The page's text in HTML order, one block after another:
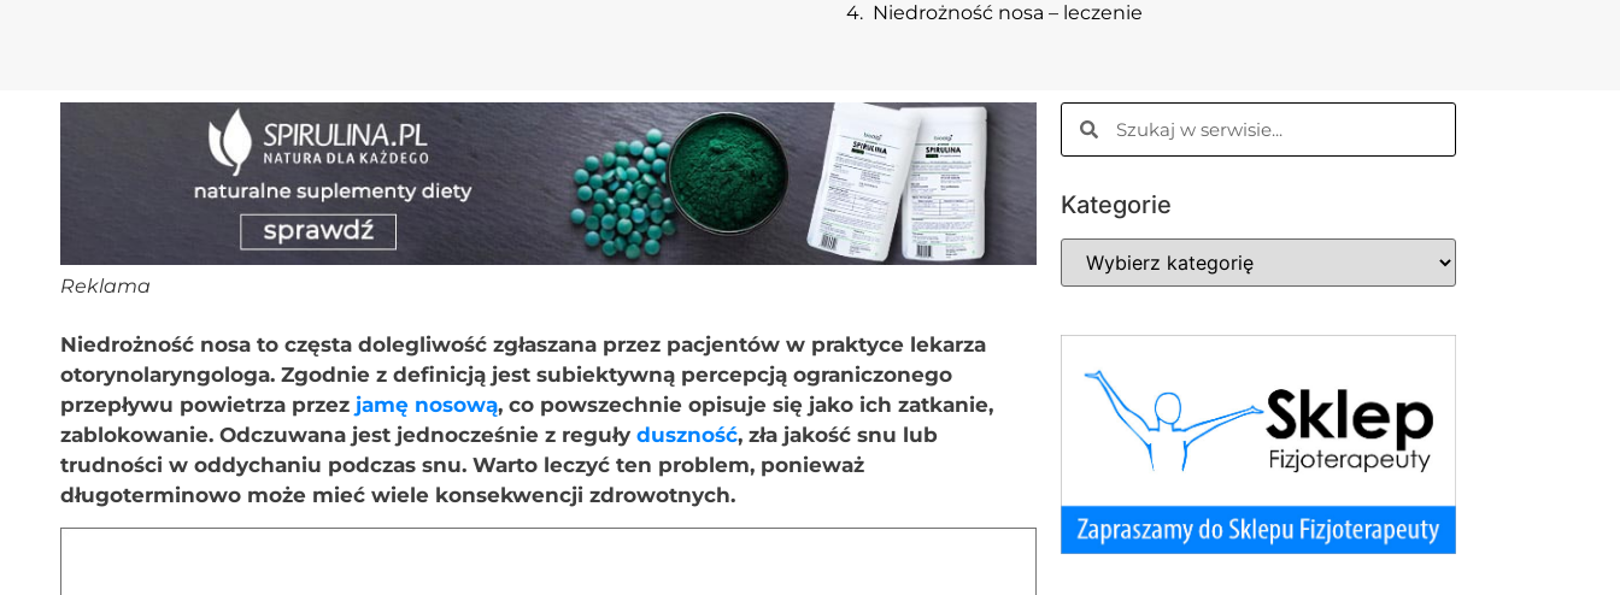
Niedrożność nosa – leczenie
Reklama
Niedrożność nosa to częsta dolegliwość zgłaszana przez pacjentów w praktyce lekarza
otorynolaryngologa. Zgodnie z definicją jest subiektywną percepcją ograniczonego
przepływu powietrza przez jamę nosową, co powszechnie opisuje się jako ich zatkanie,
zablokowanie. Odczuwana jest jednocześnie z regułyduszność, zła jakość snu lub
trudności w oddychaniu podczas snu. Warto leczyć ten problem, ponieważ
długoterminowo może mieć wiele konsekwencji zdrowotnych.
Kategorie